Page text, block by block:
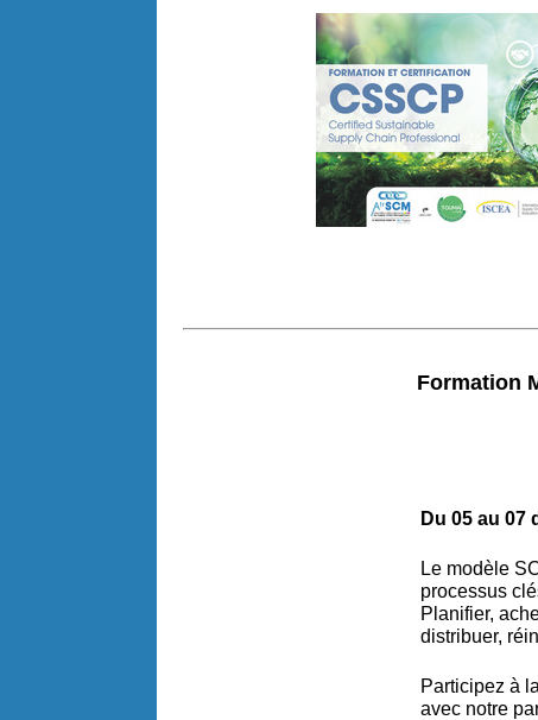
Formation
Du 05 au 07
Le modèle
processus
Planifier,
distribuer,
Participez à
avec notre